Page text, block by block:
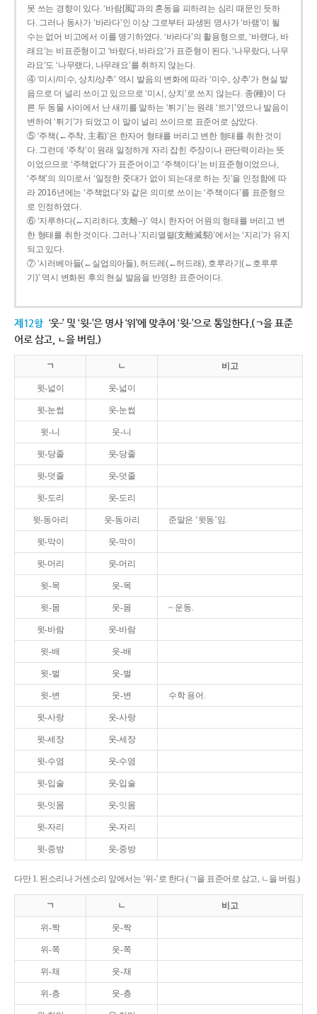
못 쓰는 경향이 있다. ‘바람[風]’과의 혼동을 피하려는 심리 때문인 듯하
다. 그러나 동사가 ‘바라다’인 이상 그로부터 파생된 명사가 ‘바램’이 될
수는 없어 비고에서 이를 명기하였다. ‘바라다’의 활용형으로, ‘바랬다, 바
래요’는 비표준형이고 ‘바랐다, 바라요’가 표준형이 된다. ‘나무랐다, 나무
라요’도 ‘나무랬다, 나무래요’를 취하지 않는다.
④ ‘미시/미수, 상치/상추’ 역시 발음의 변화에 따라 ‘미수, 상추’가 현실 발
음으로 더 널리 쓰이고 있으므로 ‘미시, 상치’로 쓰지 않는다. 종(種)이 다
른 두 동물 사이에서 난 새끼를 말하는 ‘튀기’는 원래 ‘트기’였으나 발음이
변하여 ‘튀기’가 되었고 이 말이 널리 쓰이므로 표준어로 삼았다.
⑤ ‘주책(←주착, 主着)’은 한자어 형태를 버리고 변한 형태를 취한 것이
다. 그런데 ‘주착’이 원래 일정하게 자리 잡힌 주장이나 판단력이라는 뜻
이었으므로 ‘주책없다’가 표준어이고 ‘주책이다’는 비표준형이었으나,
‘주책’의 의미로서 ‘일정한 줏대가 없이 되는대로 하는 짓’을 인정함에 따
라 2016년에는 ‘주책없다’와 같은 의미로 쓰이는 ‘주책이다’를 표준형으
로 인정하였다.
⑥ ‘지루하다(←지리하다, 支離--)’ 역시 한자어 어원의 형태를 버리고 변
한 형태를 취한 것이다. 그러나 ‘지리멸렬(支離滅裂)’에서는 ‘지리’가 유지
되고 있다.
⑦ ‘시러베아들(←실업의아들), 허드레(←허드래), 호루라기(←호루루
기)’ 역시 변화된 후의 현실 발음을 반영한 표준어이다.
제12항 ‘웃-’ 및 ‘윗-’은 명사 ‘위’에 맞추어 ‘윗-’으로 통일한다.(ㄱ을 표준
어로 삼고, ㄴ을 버림.)
ㄱ ㄴ 비고
윗-넓이 웃-넓이
윗-눈썹 웃-눈썹
윗-니 웃-니
윗-당줄 웃-당줄
윗-덧줄 웃-덧줄
윗-도리 웃-도리
윗-동아리 웃-동아리 준말은 ‘윗동’임.
윗-막이 웃-막이
윗-머리 웃-머리
윗-목 웃-목
윗-몸 웃-몸 ~ 운동.
윗-바람 웃-바람
윗-배 웃-배
윗-벌 웃-벌
윗-변 웃-변 수학 용어.
윗-사랑 웃-사랑
윗-세장 웃-세장
윗-수염 웃-수염
윗-입술 웃-입술
윗-잇몸 웃-잇몸
윗-자리 웃-자리
윗-중방 웃-중방
다만 1. 된소리나 거센소리 앞에서는 ‘위-’로 한다.(ㄱ을 표준어로 삼고, ㄴ을 버림.)
ㄱ ㄴ 비고
위-짝 웃-짝
위-쪽 웃-쪽
위-채 웃-채
위-층 웃-층